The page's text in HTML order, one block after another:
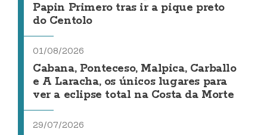
Papin Primero tras ir a pique preto
do Centolo
01/08/2026
Cabana, Ponteceso, Malpica, Carballo
e A Laracha, os únicos lugares para
ver a eclipse total na Costa da Morte
29/07/2026